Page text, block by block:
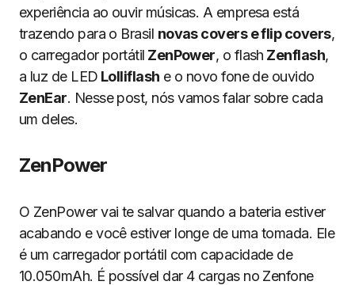
experiência ao ouvir músicas. A empresa está
trazendo para o Brasil novas covers e flip covers,
o carregador portátil ZenPower, o flash Zenflash,
a luz de LED Lolliflash e o novo fone de ouvido
ZenEar. Nesse post, nós vamos falar sobre cada
um deles.
ZenPower
O ZenPower vai te salvar quando a bateria estiver
acabando e você estiver longe de uma tomada. Ele
é um carregador portátil com capacidade de
10.050mAh. É possível dar 4 cargas no Zenfone